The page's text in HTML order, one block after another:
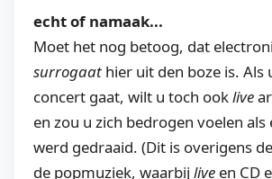
echt of namaak...
Moet het nog betoog, dat
surrogaat hier uit den boze is. Als
concert gaat, wilt u toch ooklive
en zou u zich bedrogen voelen als
werd gedraaid. (Dit is overigens
de popmuziek, waarbij live en CD